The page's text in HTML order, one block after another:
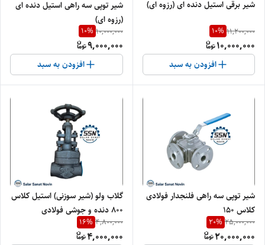
شیر برقی استیل دنده ای (رزوه ای)
11,200,000
10%
10,000,000
افزودن به سبد
شیر توپی سه راهی استیل دنده ای
(رزوه ای)
10,000,000
10%
9,000,000
افزودن به سبد
شیر توپی سه راهی فلنجدار فولادی
کلاس ۱۵۰
25,000,000
20%
20,000,000
گلاب ولو (شیر سوزنی) استیل کلاس
۸۰۰ دنده و جوشی فولادی
4,800,000
16%
4,000,000